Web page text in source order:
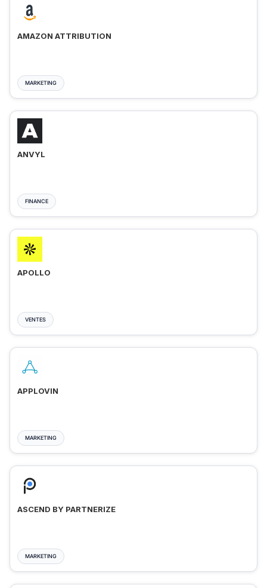
AMAZON ATTRIBUTION
MARKETING
ANVYL
FINANCE
APOLLO
VENTES
APPLOVIN
MARKETING
ASCEND BY PARTNERIZE
MARKETING